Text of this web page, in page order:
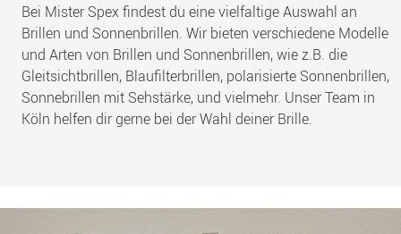
Bei Mister Spex findest du eine vielfaltige Auswahl an
Brillen und Sonnenbrillen. Wir bieten verschiedene Modelle
und Arten von Brillen und Sonnenbrillen, wie z.B. die
Gleitsichtbrillen, Blaufilterbrillen, polarisierte Sonnenbrillen,
Sonnebrillen mit Sehstärke, und vielmehr. Unser Team in
Köln helfen dir gerne bei der Wahl deiner Brille.